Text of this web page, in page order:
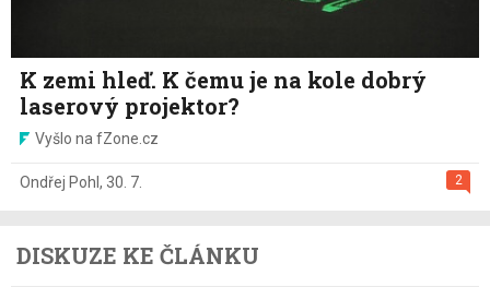
K zemi hleď. K čemu je na kole dobrý
laserový projektor?
Vyšlo na fZone.cz
2
Ondřej Pohl , 30. 7.
DISKUZE KE ČLÁNKU